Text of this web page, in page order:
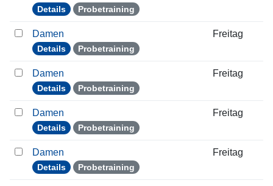
Details Probetraining
Damen
Details Probetraining
Freitag
Damen
Details Probetraining
Freitag
Damen
Details Probetraining
Freitag
Damen
Details Probetraining
Freitag